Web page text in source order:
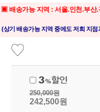
▣ 배송가능 지역 : 서울.인천.부산
(상기 배송가능 지역 중에도 저희 지
250,000원
242,500원